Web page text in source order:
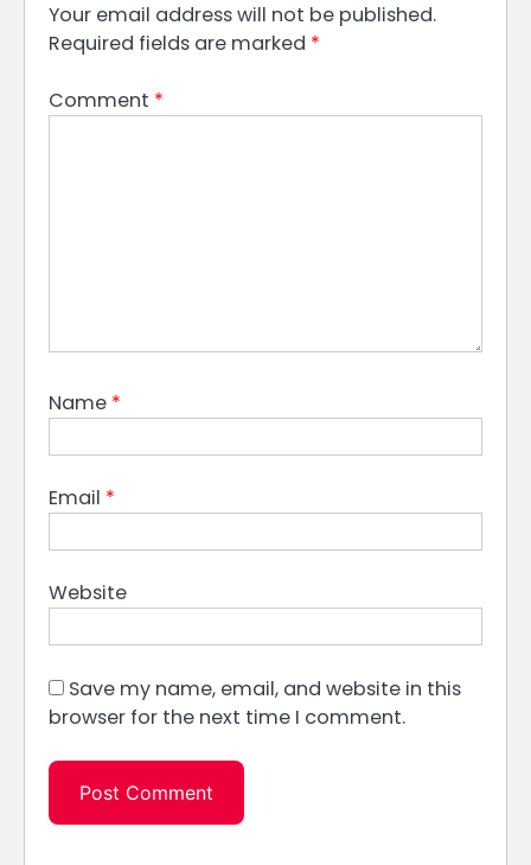
Your email address will not be published.
Required fields are marked *
Comment *
Name *
Email *
Website
Save my name, email, and website in this
browser for the next time I comment.